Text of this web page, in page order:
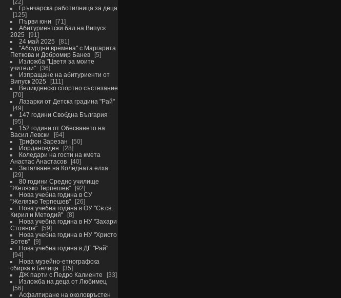
Грънчарска работилница за деца
125
Първи юни
71
Абитуриентски бал на Випуск
2025
91
24 май 2025
81
"Абсурдни времена" с Маргарита
Петкова и Добромир Банев
5
Изложба "Цветя за моите
учители"
36
Изпращане на абитуриенти от
Випуск 2025
111
Великденско спортно състезание
70
Лазарки от Детска градина "Рай"
49
147 години Свобдна България
95
152 години от Обесването на
Васил Левски
64
Трифон Зарезан
50
Йордановден
28
Коледари на гости на кмета
Анастас Анастасов
40
Запалване на Коледната елха
29
80 години Средно училище
"Желязко Терпешев"
92
Нова учебна година в СУ
"Желязко Терпешев"
26
Нова учебна година в ОУ "Св.св.
Кирил и Методий"
8
Нова учебна година в НУ "Захари
Стоянов"
59
Нова учебна година в НУ "Христо
Ботев"
9
Нова учебна година в ДГ "Рай"
94
Нова музейно-етнографска
сбирка в Белица
35
ДЖ парти с Педро Калиенте
33
Изложба на деца от Любимец
56
Асфалтиране на околовръстен